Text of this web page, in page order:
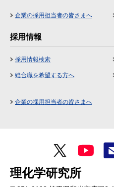
企業の採用担当者の皆さまへ
採用情報
採用情報検索
総合職を希望する方へ
企業の採用担当者の皆さまへ
理化学研究所